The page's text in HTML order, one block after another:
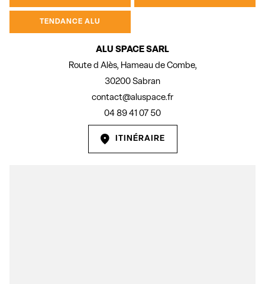
TENDANCE ALU
ALU SPACE SARL
Route d Alès, Hameau de Combe,
30200 Sabran
contact@aluspace.fr
04 89 41 07 50
ITINÉRAIRE